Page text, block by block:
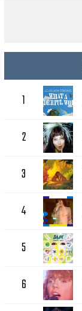
1
2
3
4
5
6